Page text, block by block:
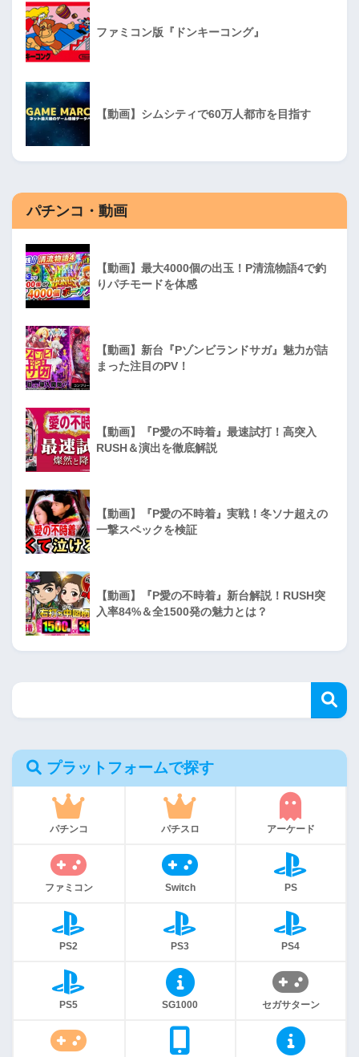
ファミコン版『ドンキーコング』
【動画】シムシティで60万人都市を目指す
パチンコ・動画
【動画】最大4000個の出玉！P清流物語4で釣
りパチモードを体感
【動画】新台『Pゾンビランドサガ』魅力が詰
まった注目のPV！
【動画】『P愛の不時着』最速試打！高突入
RUSH＆演出を徹底解説
【動画】『P愛の不時着』実戦！冬ソナ超えの
一撃スペックを検証
【動画】『P愛の不時着』新台解説！RUSH突
入率84%＆全1500発の魅力とは？
プラットフォームで探す
パチンコ パチスロ アーケード
ファミコン Switch PS
PS2 PS3 PS4
PS5 SG1000 セガサターン